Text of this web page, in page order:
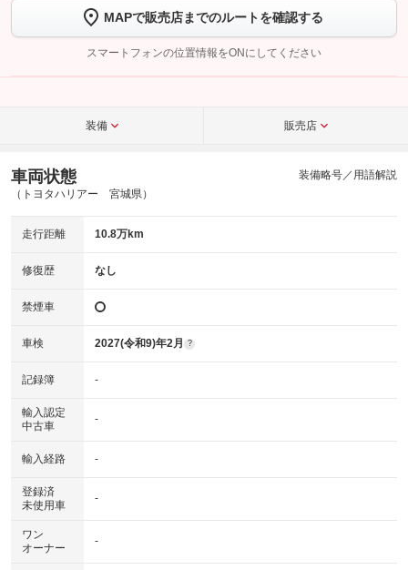
トーク画面で
ボタンをタップして問い合わせを
完了してください。
こちら
MAPで販売店までのルートを確認する
スマートフォンの位置情報をONにしてください
装備 販売店
車両状態
（トヨタハリアー 宮城県）
装備略号／用語解説
走行距離 10.8万km
修復歴 なし
禁煙車
車検 2027(令和9)年2月 ?
記録簿 -
輸入認定
中古車
-
輸入経路 -
登録済
未使用車
-
ワン
オーナー
-